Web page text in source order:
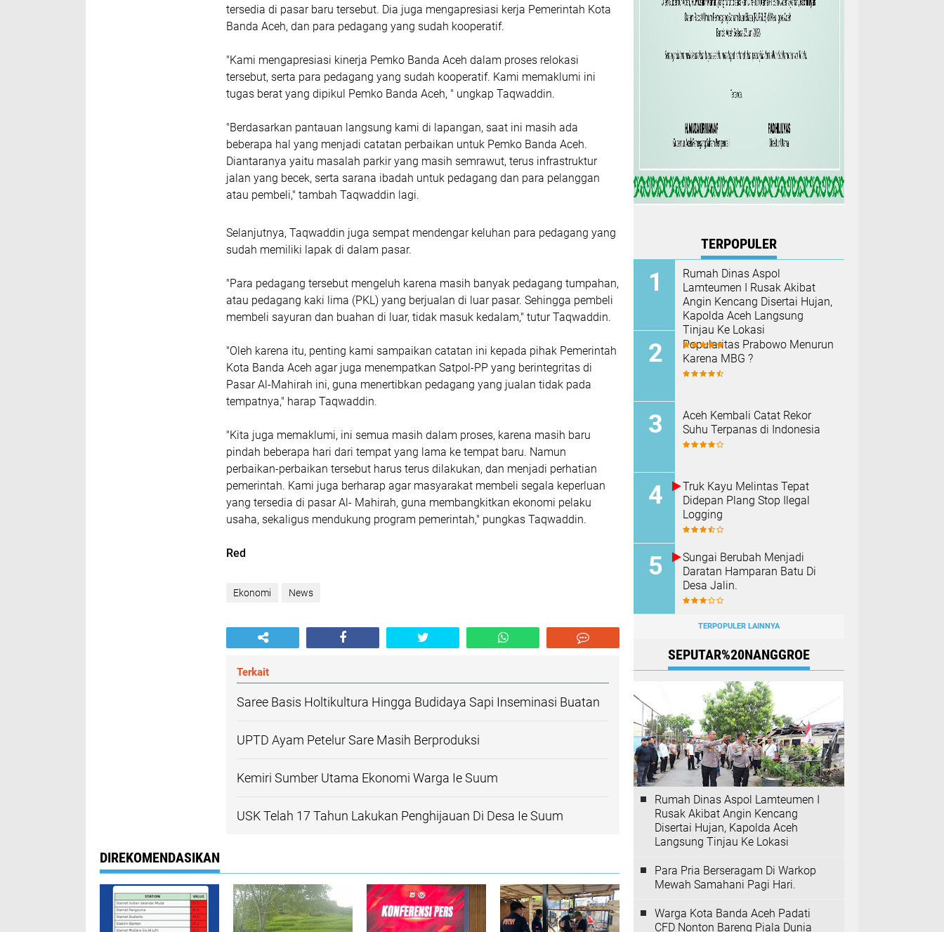
tersedia di pasar baru tersebut. Dia juga mengapresiasi kerja Pemerintah Kota
Banda Aceh, dan para pedagang yang sudah kooperatif.
"Kami mengapresiasi kinerja Pemko Banda Aceh dalam proses relokasi
tersebut, serta para pedagang yang sudah kooperatif. Kami memaklumi ini
tugas berat yang dipikul Pemko Banda Aceh, " ungkap Taqwaddin.
"Berdasarkan pantauan langsung kami di lapangan, saat ini masih ada
beberapa hal yang menjadi catatan perbaikan untuk Pemko Banda Aceh.
Diantaranya yaitu masalah parkir yang masih semrawut, terus infrastruktur
jalan yang becek, serta sarana ibadah untuk pedagang dan para pelanggan
atau pembeli," tambah Taqwaddin lagi.
Selanjutnya, Taqwaddin juga sempat mendengar keluhan para pedagang yang
sudah memiliki lapak di dalam pasar.
"Para pedagang tersebut mengeluh karena masih banyak pedagang tumpahan,
atau pedagang kaki lima (PKL) yang berjualan di luar pasar. Sehingga pembeli
membeli sayuran dan buahan di luar, tidak masuk kedalam," tutur Taqwaddin.
"Oleh karena itu, penting kami sampaikan catatan ini kepada pihak Pemerintah
Kota Banda Aceh agar juga menempatkan Satpol-PP yang berintegritas di
Pasar Al-Mahirah ini, guna menertibkan pedagang yang jualan tidak pada
tempatnya," harap Taqwaddin.
"Kita juga memaklumi, ini semua masih dalam proses, karena masih baru
pindah beberapa hari dari tempat yang lama ke tempat baru. Namun
perbaikan-perbaikan tersebut harus terus dilakukan, dan menjadi perhatian
pemerintah. Kami juga berharap agar masyarakat membeli segala keperluan
yang tersedia di pasar Al- Mahirah, guna membangkitkan ekonomi pelaku
usaha, sekaligus mendukung program pemerintah," pungkas Taqwaddin.
Red
Ekonomi News
Terkait
Saree Basis Holtikultura Hingga Budidaya Sapi Inseminasi Buatan
UPTD Ayam Petelur Sare Masih Berproduksi
Kemiri Sumber Utama Ekonomi Warga Ie Suum
USK Telah 17 Tahun Lakukan Penghijauan Di Desa Ie Suum
DIREKOMENDASIKAN
TERPOPULER
Rumah Dinas Aspol
Lamteumen I Rusak Akibat
Angin Kencang Disertai Hujan,
Kapolda Aceh Langsung
Tinjau Ke Lokasi
Popularitas Prabowo Menurun
Karena MBG ?
Aceh Kembali Catat Rekor
Suhu Terpanas di Indonesia
Truk Kayu Melintas Tepat
Didepan Plang Stop Ilegal
Logging
Sungai Berubah Menjadi
Daratan Hamparan Batu Di
Desa Jalin.
TERPOPULER LAINNYA
SEPUTAR%20NANGGROE
Rumah Dinas Aspol Lamteumen I
Rusak Akibat Angin Kencang
Disertai Hujan, Kapolda Aceh
Langsung Tinjau Ke Lokasi
Para Pria Berseragam Di Warkop
Mewah Samahani Pagi Hari.
Warga Kota Banda Aceh Padati
CFD Nonton Bareng Piala Dunia